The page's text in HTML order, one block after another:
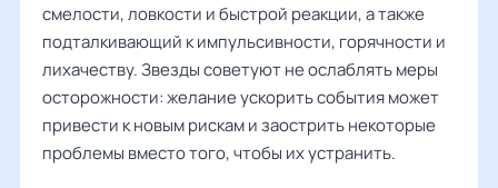
смелости, ловкости и быстрой реакции, а также
подталкивающий к импульсивности, горячности и
лихачеству. Звезды советуют не ослаблять меры
осторожности: желание ускорить события может
привести к новым рискам и заострить некоторые
проблемы вместо того, чтобы их устранить.